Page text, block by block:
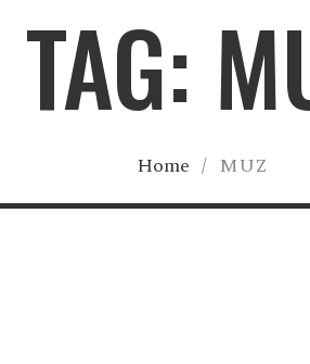
TAG:
Home / MUZ